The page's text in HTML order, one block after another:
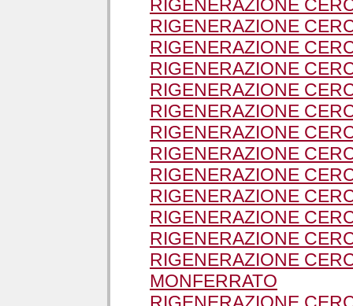
RIGENERAZIONE
RIGENERAZIONE
RIGENERAZIONE
RIGENERAZIONE
RIGENERAZIONE
RIGENERAZIONE
RIGENERAZIONE
RIGENERAZIONE
RIGENERAZIONE
RIGENERAZIONE
RIGENERAZIONE
RIGENERAZIONE
RIGENERAZIONE
MONFERRATO